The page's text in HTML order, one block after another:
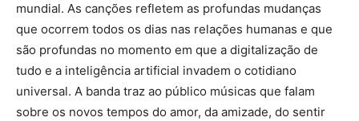
mundial. As canções refletem as profundas mudanças
que ocorrem todos os dias nas relações humanas e que
são profundas no momento em que a digitalização de
tudo e a inteligência artificial invadem o cotidiano
universal. A banda traz ao público músicas que falam
sobre os novos tempos do amor, da amizade, do sentir